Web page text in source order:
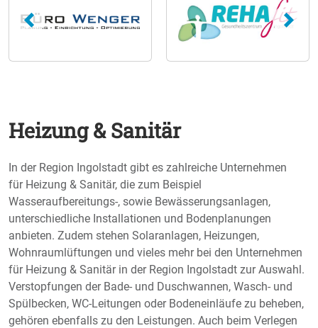
Heizung & Sanitär
In der Region Ingolstadt gibt es zahlreiche Unternehmen
für Heizung & Sanitär, die zum Beispiel
Wasseraufbereitungs-, sowie Bewässerungsanlagen,
unterschiedliche Installationen und Bodenplanungen
anbieten. Zudem stehen Solaranlagen, Heizungen,
Wohnraumlüftungen und vieles mehr bei den Unternehmen
für Heizung & Sanitär in der Region Ingolstadt zur Auswahl.
Verstopfungen der Bade- und Duschwannen, Wasch- und
Spülbecken, WC-Leitungen oder Bodeneinläufe zu beheben,
gehören ebenfalls zu den Leistungen. Auch beim Verlegen